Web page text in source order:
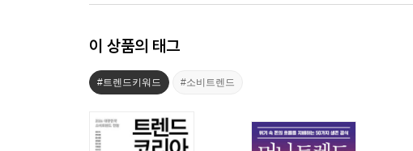
이 상품의 태그
#트렌드키워드 #소비트렌드